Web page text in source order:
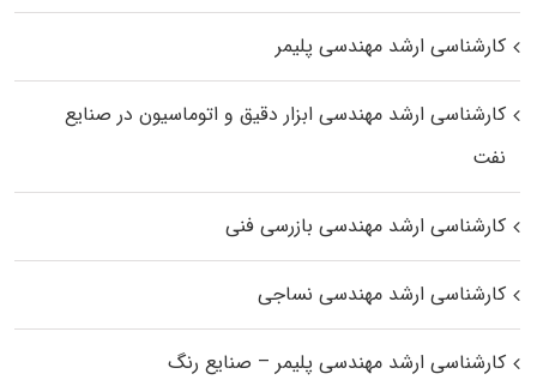
کارشناسی ارشد مهندسی پلیمر
کارشناسی ارشد مهندسی ابزار دقیق و اتوماسیون در صنایع
نفت
کارشناسی ارشد مهندسی بازرسی فنی
کارشناسی ارشد مهندسی نساجی
کارشناسی ارشد مهندسی پلیمر – صنایع رنگ